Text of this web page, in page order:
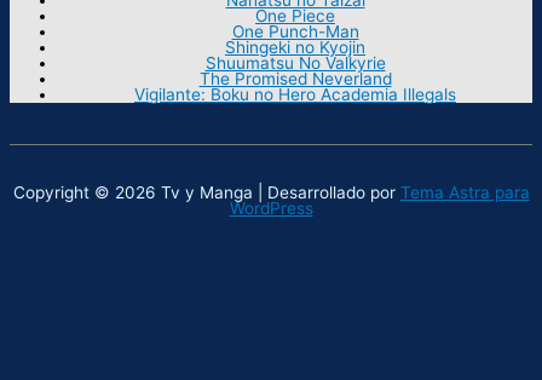
One Piece
One Punch-Man
Shingeki no Kyojin
Shuumatsu No Valkyrie
The Promised Neverland
Vigilante: Boku no Hero Academia Illegals
Copyright © 2026 Tv y Manga | Desarrollado por Tema Astra para
WordPress